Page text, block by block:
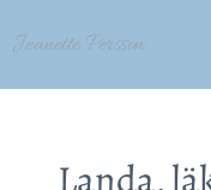
Jeanette Persson
Landa,